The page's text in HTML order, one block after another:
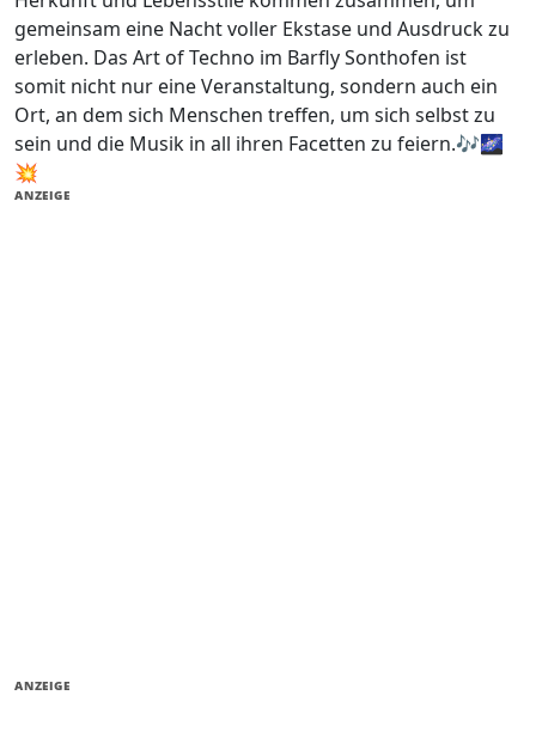
gemeinsam eine Nacht voller Ekstase und Ausdruck zu
erleben. Das Art of Techno im Barfly Sonthofen ist
somit nicht nur eine Veranstaltung, sondern auch ein
Ort, an dem sich Menschen treffen, um sich selbst zu
sein und die Musik in all ihren Facetten zu feiern.🎶🌌
💥
ANZEIGE
ANZEIGE